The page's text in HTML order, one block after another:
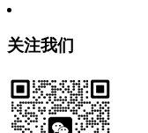
关注我们